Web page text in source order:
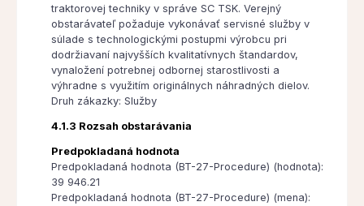
traktorovej techniky v správe SC TSK. Verejný
obstarávateľ požaduje vykonávať servisné služby v
súlade s technologickými postupmi výrobcu pri
dodržiavaní najvyšších kvalitatívnych štandardov,
vynaložení potrebnej odbornej starostlivosti a
výhradne s využitím originálnych náhradných dielov.
Druh zákazky: Služby
4.1.3 Rozsah obstarávania
Predpokladaná hodnota
Predpokladaná hodnota (BT-27-Procedure) (hodnota):
39 946.21
Predpokladaná hodnota (BT-27-Procedure) (mena):